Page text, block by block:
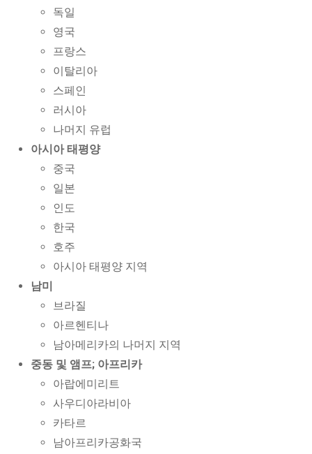
독일
영국
프랑스
이탈리아
스페인
러시아
나머지 유럽
아시아 태평양
중국
일본
인도
한국
호주
아시아 태평양 지역
남미
브라질
아르헨티나
남아메리카의 나머지 지역
중동 및 앰프; 아프리카
아랍에미리트
사우디아라비아
카타르
남아프리카공화국